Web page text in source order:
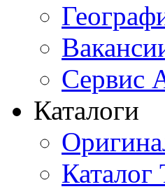
Сервис
Каталоги
Каталог